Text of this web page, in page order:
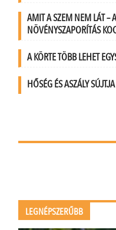
AMIT A SZEM NEM LÁT –
NÖVÉNYSZAPORÍTÁS
A KÖRTE TÖBB LEHET
HŐSÉG ÉS ASZÁLY
LEGNÉPSZERŰBB